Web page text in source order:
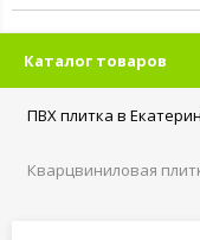
Каталог товаров
ПВХ плитка в
Кварцвиниловая